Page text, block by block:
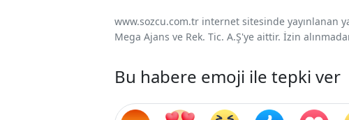
www.sozcu.com.tr internet sitesinde yayınlanan
Mega Ajans ve Rek. Tic. A.Ş'ye aittir. İzin
Bu habere emoji ile tepki ver